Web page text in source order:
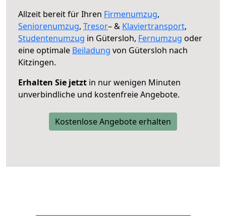
Allzeit bereit für Ihren Firmenumzug,
Seniorenumzug, Tresor– & Klaviertransport,
Studentenumzug in Gütersloh, Fernumzug oder
eine optimale Beiladung von Gütersloh nach
Kitzingen.
Erhalten Sie jetzt in nur wenigen Minuten
unverbindliche und kostenfreie Angebote.
Kostenlose Angebote erhalten